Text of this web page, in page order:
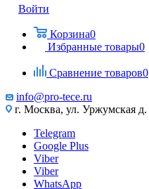
Войти
Корзина0
Избранные товары0
Сравнение товаров0
info@pro-tece.ru
г. Москва, ул. Уржумская д.
Telegram
Google Plus
Viber
Viber
WhatsApp